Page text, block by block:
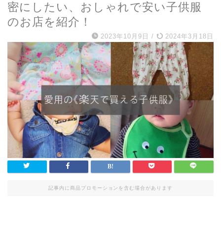
密にしたい、おしゃれで安い子供服
のお店を紹介！
2023年10月9日 / 2024年3月18日
記事内に商品プロモーションを含む場合があります